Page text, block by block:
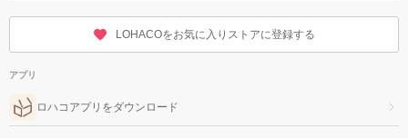
LOHACOをお気に入りストアに登録する
アプリ
ロハコアプリをダウンロード